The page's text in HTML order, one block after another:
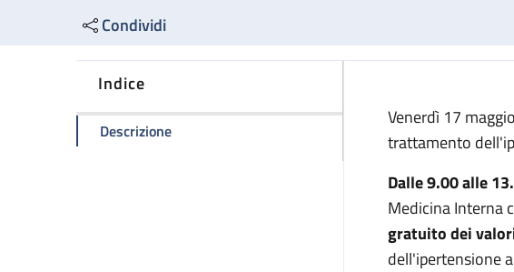
Condividi
Indice
Descrizionedella pagina "Misura bene e controlla la tua pressione
Venerdì 17
trattamento
Dalle 9.00 alle
Medicina Interna
gratuito dei
dell'ipertensione